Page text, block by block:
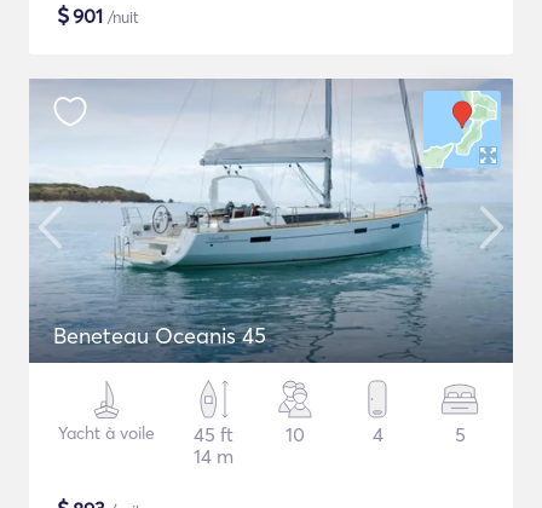
$901 /nuit
Beneteau Oceanis 45
Yacht à voile
45 ft
14 m
10 4 5